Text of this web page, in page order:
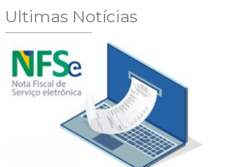
Ultimas Notícias